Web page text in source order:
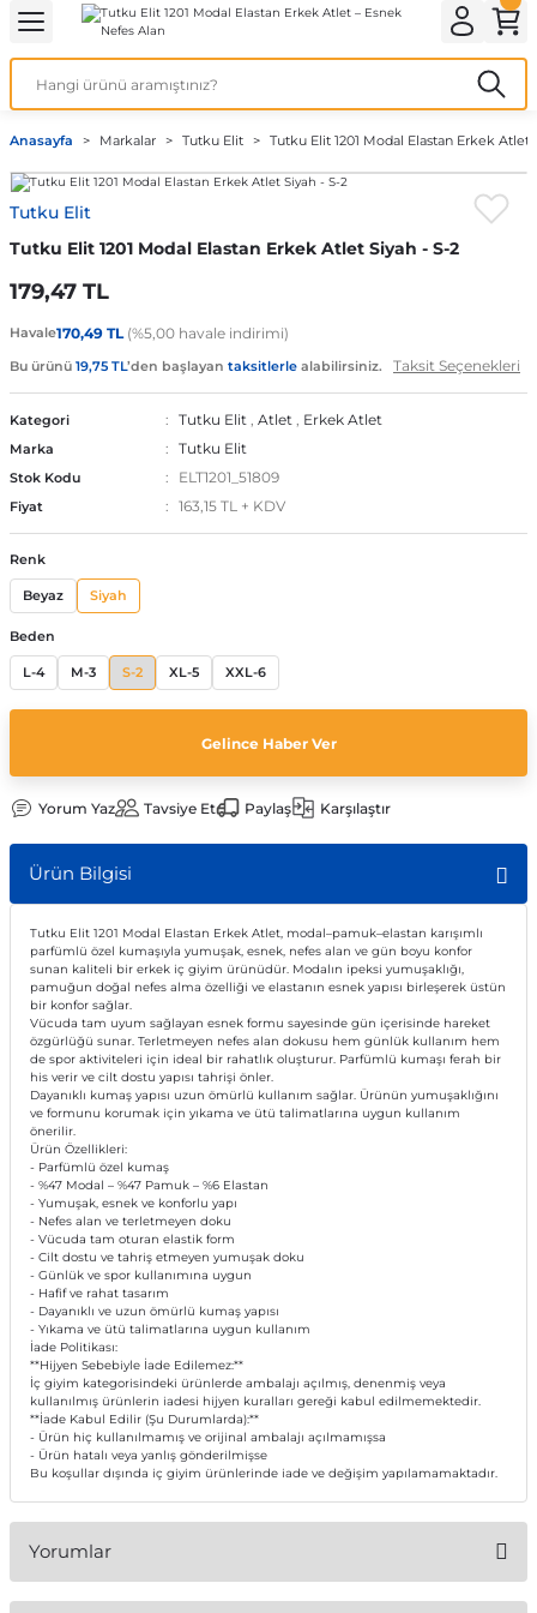
İç Giyim
Çorap
Anasayfa Markalar Tutku Elit Tutku Elit 1201 Modal Elastan Erkek Atlet
Tutku Elit
Tutku Elit 1201 Modal Elastan Erkek Atlet Siyah - S-2
179,47 TL
Havale170,49 TL(%5,00 havale indirimi)
Bu ürünü 19,75 TL’den başlayan taksitlerle alabilirsiniz. Taksit Seçenekleri
Kategori Tutku Elit , Atlet , Erkek Atlet
Marka Tutku Elit
Stok Kodu ELT1201_51809
Fiyat 163,15 TL + KDV
Renk
Beyaz Siyah
Beden
L-4 M-3 S-2 XL-5 XXL-6
Gelince Haber Ver
Yorum Yaz Tavsiye Et Paylaş Karşılaştır
Ürün Bilgisi
Tutku Elit 1201 Modal Elastan Erkek Atlet, modal–pamuk–elastan karışımlı
parfümlü özel kumaşıyla yumuşak, esnek, nefes alan ve gün boyu konfor
sunan kaliteli bir erkek iç giyim ürünüdür. Modalın ipeksi yumuşaklığı,
pamuğun doğal nefes alma özelliği ve elastanın esnek yapısı birleşerek üstün
bir konfor sağlar.
Vücuda tam uyum sağlayan esnek formu sayesinde gün içerisinde hareket
özgürlüğü sunar. Terletmeyen nefes alan dokusu hem günlük kullanım hem
de spor aktiviteleri için ideal bir rahatlık oluşturur. Parfümlü kumaşı ferah bir
his verir ve cilt dostu yapısı tahrişi önler.
Dayanıklı kumaş yapısı uzun ömürlü kullanım sağlar. Ürünün yumuşaklığını
ve formunu korumak için yıkama ve ütü talimatlarına uygun kullanım
önerilir.
Ürün Özellikleri:
- Parfümlü özel kumaş
- %47 Modal – %47 Pamuk – %6 Elastan
- Yumuşak, esnek ve konforlu yapı
- Nefes alan ve terletmeyen doku
- Vücuda tam oturan elastik form
- Cilt dostu ve tahriş etmeyen yumuşak doku
- Günlük ve spor kullanımına uygun
- Hafif ve rahat tasarım
- Dayanıklı ve uzun ömürlü kumaş yapısı
- Yıkama ve ütü talimatlarına uygun kullanım
İade Politikası:
**Hijyen Sebebiyle İade Edilemez:**
İç giyim kategorisindeki ürünlerde ambalajı açılmış, denenmiş veya
kullanılmış ürünlerin iadesi hijyen kuralları gereği kabul edilmemektedir.
**İade Kabul Edilir (Şu Durumlarda):**
- Ürün hiç kullanılmamış ve orijinal ambalajı açılmamışsa
- Ürün hatalı veya yanlış gönderilmişse
Bu koşullar dışında iç giyim ürünlerinde iade ve değişim yapılamamaktadır.
Yorumlar